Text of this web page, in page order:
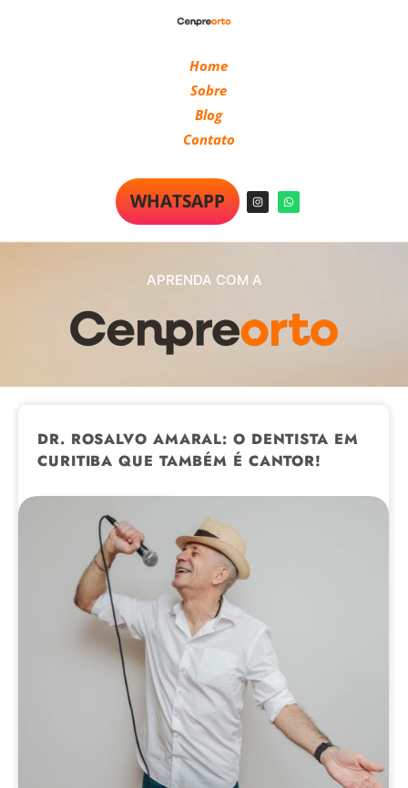
Home
Sobre
Blog
Contato
WHATSAPP
APRENDA COM A
DR. ROSALVO AMARAL: O DENTISTA EM
CURITIBA QUE TAMBÉM É CANTOR!